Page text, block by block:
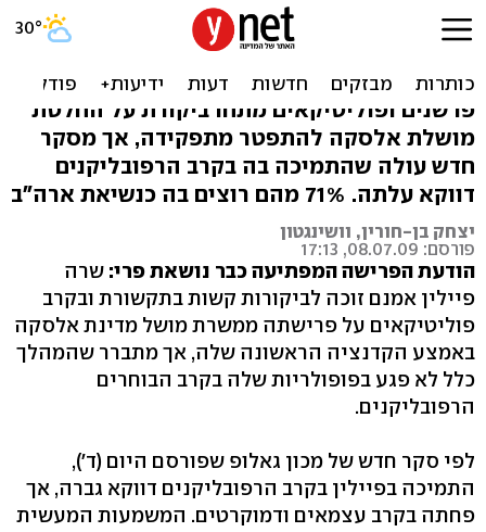
בקרב הרפובליקנים: שרה
פיילין פופולרית מתמיד
פרשנים ופוליטיקאים מתחו ביקורת על החלטת
מושלת אלסקה להתפטר מתפקידה, אך מסקר
חדש עולה שהתמיכה בה בקרב הרפובליקנים
דווקא עלתה. 71% מהם רוצים בה כנשיאת ארה"ב
יצחק בן-חורין, וושינגטון
פורסם: 08.07.09, 17:13
הודעת הפרישה המפתיעה כבר נושאת פרי: שרה
פיילין אמנם זוכה לביקורות קשות בתקשורת ובקרב
פוליטיקאים על פרישתה ממשרת מושל מדינת אלסקה
באמצע הקדנציה הראשונה שלה, אך מתברר שהמהלך
כלל לא פגע בפופולריות שלה בקרב הבוחרים
הרפובליקנים.
לפי סקר חדש של מכון גאלופ שפורסם היום (ד'),
התמיכה בפיילין בקרב הרפובליקנים דווקא גברה, אך
פחתה בקרב עצמאים ודמוקרטים. המשמעות המעשית